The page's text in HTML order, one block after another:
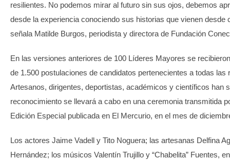
resilientes. No podemos mirar al futuro sin sus ojos, debemos
desde la experiencia conociendo sus historias que vienen desde
señala Matilde Burgos, periodista y directora de Fundación
En las versiones anteriores de 100 Líderes Mayores se
de 1.500 postulaciones de candidatos pertenecientes a todas las
Artesanos, dirigentes, deportistas, académicos y científicos han
reconocimiento se llevará a cabo en una ceremonia transmitida
Edición Especial publicada en El Mercurio, en el mes de
Los actores Jaime Vadell y Tito Noguera; las artesanas Delfina
Hernández; los músicos Valentín Trujillo y “Chabelita” Fuentes,